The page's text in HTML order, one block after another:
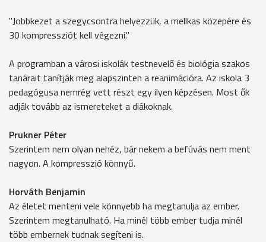
"Jobbkezet a szegycsontra helyezzük, a mellkas közepére és
30 kompressziót kell végezni."
A programban a városi iskolák testnevelő és biológia szakos
tanárait tanítják meg alapszinten a reanimációra. Az iskola 3
pedagógusa nemrég vett részt egy ilyen képzésen. Most ők
adják tovább az ismereteket a diákoknak.
Prukner Péter
Szerintem nem olyan nehéz, bár nekem a befúvás nem ment
nagyon. A kompresszió könnyű.
Horváth Benjamin
Az életet menteni vele könnyebb ha megtanulja az ember.
Szerintem megtanulható. Ha minél több ember tudja minél
több embernek tudnak segíteni is.